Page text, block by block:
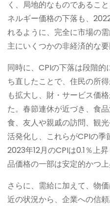
く、局地的なものであるこ
ネルギー価格の下落も、
れるように、完全に市場の
主にいくつかの非経済的な要
同時に、CPIの下落は段階
ち直したことで、住民の所
も拡大し、財・サービス価
た。春節連休が近づき、食
食、友人や親戚の訪問、観
活発化し、これらがCPIの季
2023年12月のCPIは0.1％上
品価格の一部は安定的かつ上
さらに、需給に加えて、物
近の状況から、企業への信